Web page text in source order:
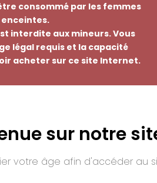
consommé par les femmes
enceintes.
interdite aux mineurs. Vous
légal requis et la capacité
acheter sur ce site Internet.
sur notre
votre âge afin d'accéder au
ZAC Espale